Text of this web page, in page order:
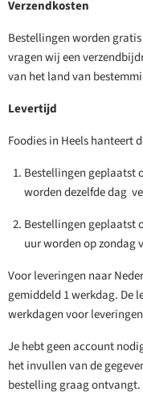
Verzendkosten
Bestellingen worden
vragen wij een
van het land van
Levertijd
Foodies in Heels hanteert
Bestellingen geplaatst
wordendezelfde dag
Bestellingen geplaatst
uur worden op zondag
Voor leveringen naar
gemiddeld 1 werkdag. De
werkdagen voor
Je hebt geen account
het invullen van de
bestelling graag ontvangt.